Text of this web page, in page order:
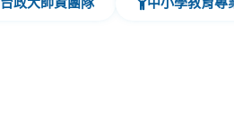
台政大師資團隊 中小學教育專